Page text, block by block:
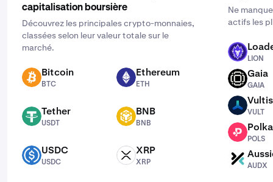
capitalisation boursière
Découvrez les principales crypto-monnaies,
classées selon leur valeur totale sur le
marché.
BTC Bitcoin
BTC
ETH Ethereum
ETH
USDT Tether
USDT
BNB BNB
BNB
USDC USDC
USDC
XRP XRP
XRP
Ne
actifs les
LION
LION
Gaia
GAIA
VULT
VULT
POLS
POLS
AUDX
AUDX